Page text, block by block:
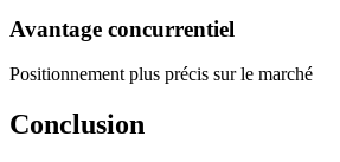
Avantage concurrentiel
Positionnement plus précis sur le marché
Conclusion